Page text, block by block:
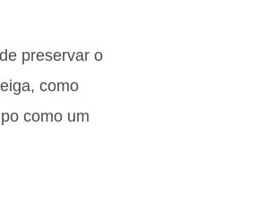
preservar o
como
como um